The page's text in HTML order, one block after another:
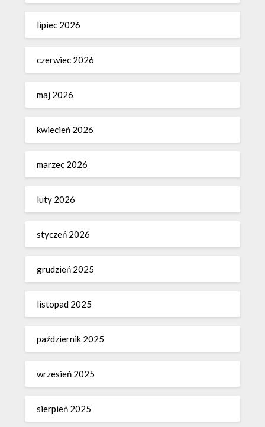
lipiec 2026
czerwiec 2026
maj 2026
kwiecień 2026
marzec 2026
luty 2026
styczeń 2026
grudzień 2025
listopad 2025
październik 2025
wrzesień 2025
sierpień 2025